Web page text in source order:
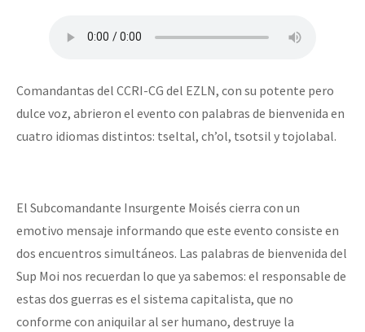
Contacto
Comandantas del CCRI-CG del EZLN, con su potente pero
dulce voz, abrieron el evento con palabras de bienvenida en
cuatro idiomas distintos: tseltal, ch’ol, tsotsil y tojolabal.
El Subcomandante Insurgente Moisés cierra con un
emotivo mensaje informando que este evento consiste en
dos encuentros simultáneos. Las palabras de bienvenida del
Sup Moi nos recuerdan lo que ya sabemos: el responsable de
estas dos guerras es el sistema capitalista, que no
conforme con aniquilar al ser humano, destruye la